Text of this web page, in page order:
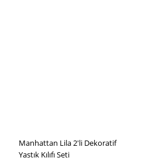
Manhattan Lila 2'li Dekoratif
Yastık Kılıfı Seti